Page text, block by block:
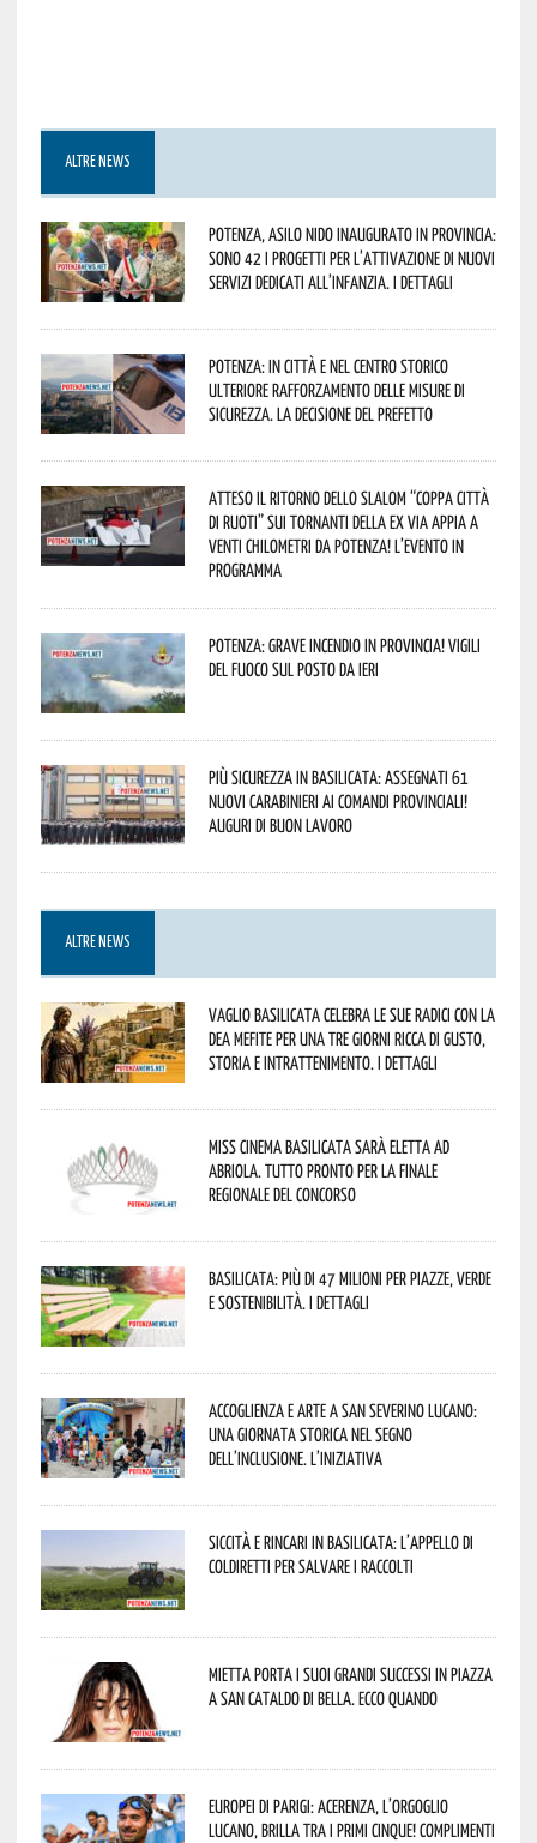
ALTRE NEWS
Potenza, asilo nido inaugurato in provincia:
sono 42 i progetti per l’attivazione di nuovi
servizi dedicati all’infanzia. I dettagli
Potenza: in città e nel centro storico
ulteriore rafforzamento delle misure di
sicurezza. La decisione del Prefetto
Atteso il ritorno dello slalom “Coppa Città
di Ruoti” sui tornanti della ex via Appia a
venti chilometri da Potenza! L’evento in
programma
Potenza: grave incendio in Provincia! Vigili
del fuoco sul posto da ieri
Più sicurezza in Basilicata: assegnati 61
nuovi Carabinieri ai Comandi provinciali!
Auguri di buon lavoro
ALTRE NEWS
Vaglio Basilicata celebra le sue radici con la
Dea Mefite per una tre giorni ricca di gusto,
storia e intrattenimento. I dettagli
Miss Cinema Basilicata sarà eletta ad
Abriola. Tutto pronto per la finale
regionale del concorso
Basilicata: più di 47 milioni per piazze, verde
e sostenibilità. I dettagli
Accoglienza e arte a San Severino Lucano:
una giornata storica nel segno
dell’inclusione. L’iniziativa
Siccità e rincari in Basilicata: l’appello di
Coldiretti per salvare i raccolti
Mietta porta i suoi grandi successi in piazza
a San Cataldo di Bella. Ecco quando
Europei di Parigi: Acerenza, l’orgoglio
lucano, brilla tra i primi cinque! Complimenti